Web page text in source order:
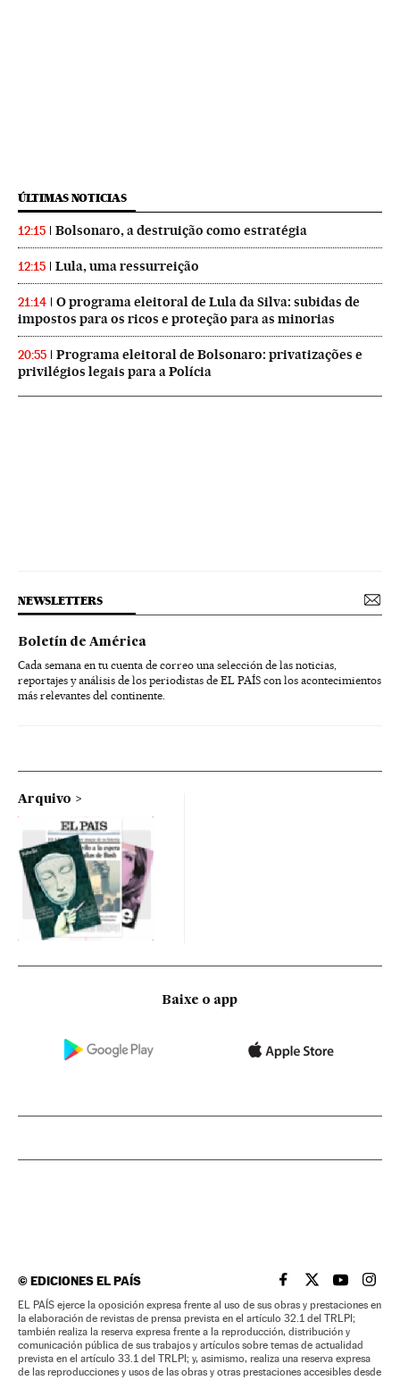
ÚLTIMAS NOTICIAS
12:15 Bolsonaro, a destruição como estratégia
12:15 Lula, uma ressurreição
21:14
O programa eleitoral de Lula da Silva: subidas de
impostos para os ricos e proteção para as minorias
20:55
Programa eleitoral de Bolsonaro: privatizações e
privilégios legais para a Polícia
NEWSLETTERS
Boletín de América
Cada semana en tu cuenta de correo una selección de las noticias,
reportajes y análisis de los periodistas de EL PAÍS con los acontecimientos
más relevantes del continente.
Arquivo
Baixe o app
©EDICIONES EL PAÍS EL PAÍS BRASIL EN
EL PAÍSEL PAÍS
EL
EL PAÍS ejerce la oposición expresa frente al uso de sus obras y prestaciones en
la elaboración de revistas de prensa prevista en el artículo 32.1 del TRLPI;
también realiza la reserva expresa frente a la reproducción, distribución y
comunicación pública de sus trabajos y artículos sobre temas de actualidad
prevista en el artículo 33.1 del TRLPI; y, asimismo, realiza una reserva expresa
de las reproducciones y usos de las obras y otras prestaciones accesibles desde